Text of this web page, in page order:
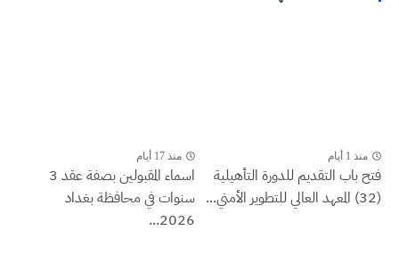
منذ 1 أيام
فتح باب التقديم للدورة التأهيلية
(32) المعهد العالي للتطوير الأمني...
منذ 17 أيام
اسماء المقبولين بصفة عقد 3
سنوات في محافظة بغداد
2026...